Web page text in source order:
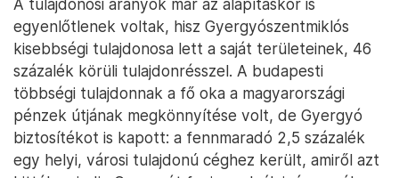
A tulajdonosi arányok már az alapításkor is
egyenlőtlenek voltak, hisz Gyergyószentmiklós
kisebbségi tulajdonosa lett a saját területeinek, 46
százalék körüli tulajdonrésszel. A budapesti
többségi tulajdonnak a fő oka a magyarországi
pénzek útjának megkönnyítése volt, de Gyergyó
biztosítékot is kapott: a fennmaradó 2,5 százalék
egy helyi, városi tulajdonú céghez került, amiről azt